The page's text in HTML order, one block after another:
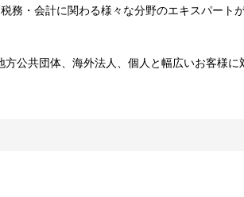
務・会計に関わる様々な分野のエキスパート
公共団体、海外法人、個人と幅広いお客様に